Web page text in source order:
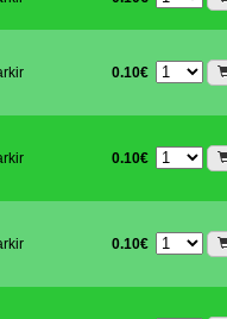
0.10€
0.10€
0.10€